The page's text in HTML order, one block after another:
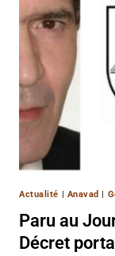
Actualité | Anavad |
Paru au
Décret